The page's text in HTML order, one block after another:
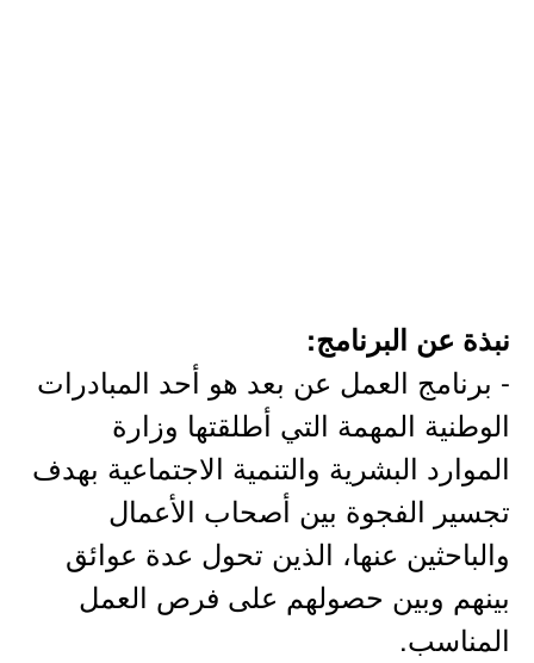
نبذة عن البرنامج:
- برنامج العمل عن بعد هو أحد المبادرات
الوطنية المهمة التي أطلقتها وزارة
الموارد البشرية والتنمية الاجتماعية بهدف
تجسير الفجوة بين أصحاب الأعمال
والباحثين عنها، الذين تحول عدة عوائق
بينهم وبين حصولهم على فرص العمل
المناسب.